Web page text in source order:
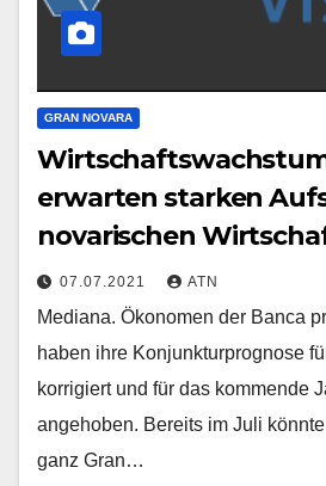
GRAN NOVARA
erwarten starken
novarischen
07.07.2021 ATN
Mediana. Ökonomen der Banca
haben ihre Konjunkturprognose
korrigiert und für das kommende
angehoben. Bereits im Juli
ganz Gran…